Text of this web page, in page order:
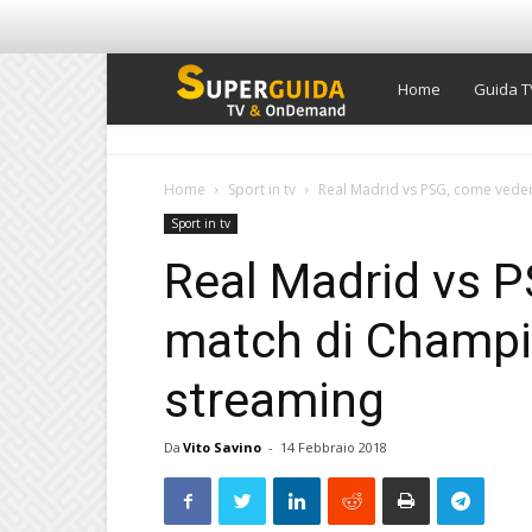
Super
Home Guida
Home Sport in tv Real Madrid vs PSG, come
Sport in tv
Real Madrid vs
match di
streaming
Da Vito Savino - 14 Febbraio 2018